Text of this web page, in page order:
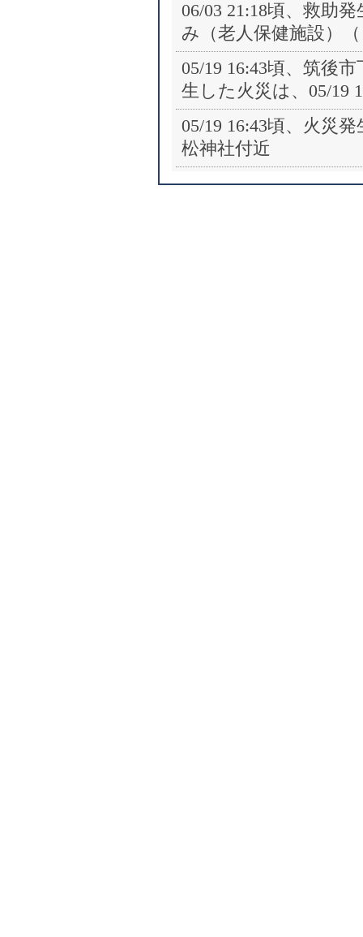
06/03 21:18頃、救助
み（老人保健施設）
05/19 16:43頃、筑後
生した火災は、05/19
05/19 16:43頃、火災
松神社付近